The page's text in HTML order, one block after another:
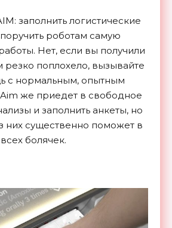
заполнить логистические
роботам самую
Нет, если вы получили
резко поплохело, вызывайте
с нормальным, опытным
же приедет в свободное
и заполнить анкеты, но
них существенно поможет в
болячек.